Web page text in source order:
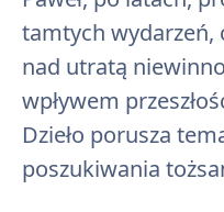
tamtych wydarzeń,
nad utratą
wpływem
Dzieło porusza
poszukiwania